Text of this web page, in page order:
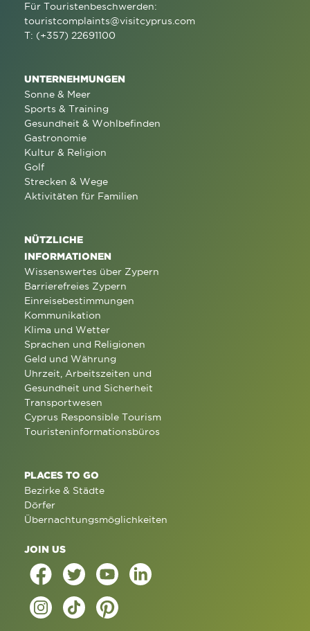
Für Touristenbeschwerden:
touristcomplaints@visitcyprus.com
T: (+357) 22691100
UNTERNEHMUNGEN
Sonne & Meer
Sports & Training
Gesundheit & Wohlbefinden
Gastronomie
Kultur & Religion
Golf
Strecken & Wege
Aktivitäten für Familien
NÜTZLICHE
INFORMATIONEN
Wissenswertes über Zypern
Barrierefreies Zypern
Einreisebestimmungen
Kommunikation
Klima und Wetter
Sprachen und Religionen
Geld und Währung
Uhrzeit, Arbeitszeiten und
Gesundheit und Sicherheit
Transportwesen
Cyprus Responsible Tourism
Touristeninformationsbüros
PLACES TO GO
Bezirke & Städte
Dörfer
Übernachtungsmöglichkeiten
JOIN US